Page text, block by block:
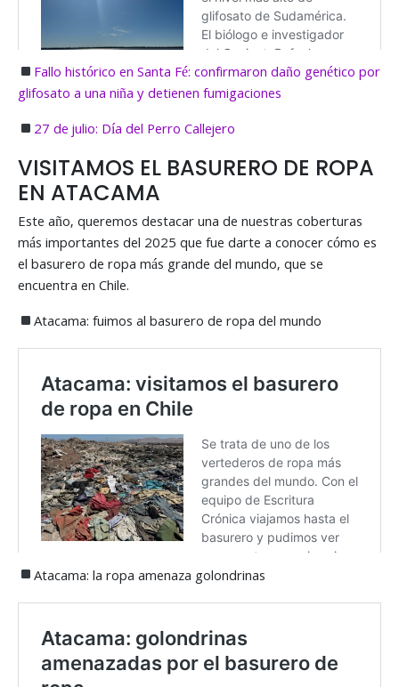
Fallo histórico en Santa Fé: confirmaron daño genético por
glifosato a una niña y detienen fumigaciones
27 de julio: Día del Perro Callejero
VISITAMOS EL BASURERO DE ROPA
EN ATACAMA
Este año, queremos destacar una de nuestras coberturas
más importantes del 2025 que fue darte a conocer cómo es
el basurero de ropa más grande del mundo, que se
encuentra en Chile.
Atacama: fuimos al basurero de ropa del mundo
Atacama: la ropa amenaza golondrinas